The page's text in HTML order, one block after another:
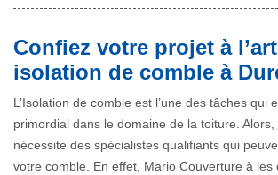
Confiez votre projet à
isolation de comble à
L’Isolation de comble est l’une des tâches qui
primordial dans le domaine de la toiture. Alors,
nécessite des spécialistes qualifiants qui
votre comble. En effet, Mario Couverture à les